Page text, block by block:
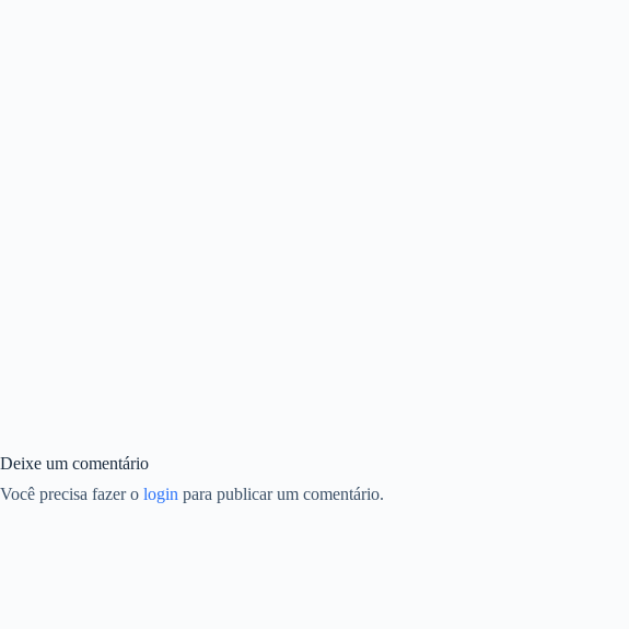
Deixe um comentário
Você precisa fazer o login para publicar um comentário.